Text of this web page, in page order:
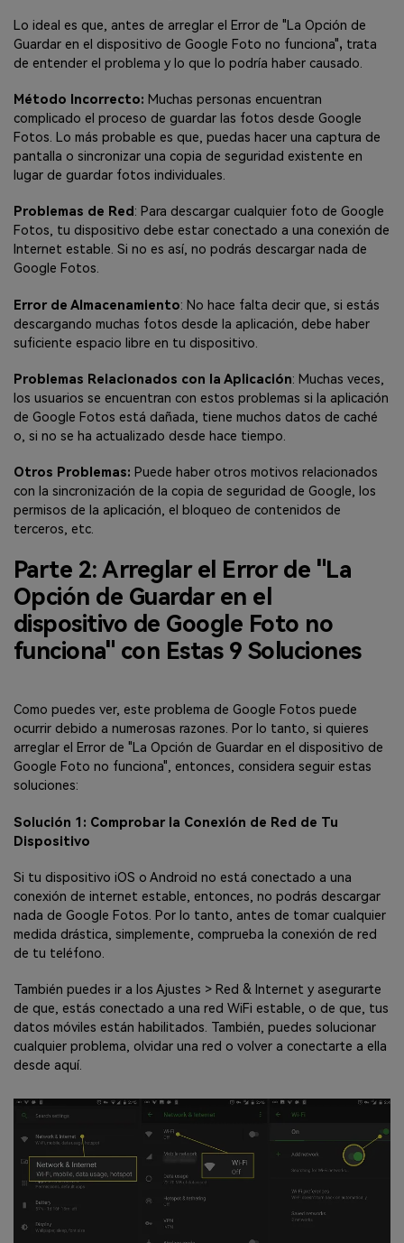
Lo ideal es que, antes de arreglar el Error de "La Opción de
Guardar en el dispositivo de Google Foto no funciona", trata
de entender el problema y lo que lo podría haber causado.
Método Incorrecto: Muchas personas encuentran
complicado el proceso de guardar las fotos desde Google
Fotos. Lo más probable es que, puedas hacer una captura de
pantalla o sincronizar una copia de seguridad existente en
lugar de guardar fotos individuales.
Problemas de Red: Para descargar cualquier foto de Google
Fotos, tu dispositivo debe estar conectado a una conexión de
Internet estable. Si no es así, no podrás descargar nada de
Google Fotos.
Error de Almacenamiento: No hace falta decir que, si estás
descargando muchas fotos desde la aplicación, debe haber
suficiente espacio libre en tu dispositivo.
Problemas Relacionados con la Aplicación: Muchas veces,
los usuarios se encuentran con estos problemas si la aplicación
de Google Fotos está dañada, tiene muchos datos de caché
o, si no se ha actualizado desde hace tiempo.
Otros Problemas: Puede haber otros motivos relacionados
con la sincronización de la copia de seguridad de Google, los
permisos de la aplicación, el bloqueo de contenidos de
terceros, etc.
Parte 2: Arreglar el Error de "La
Opción de Guardar en el
dispositivo de Google Foto no
funciona" con Estas 9 Soluciones
Como puedes ver, este problema de Google Fotos puede
ocurrir debido a numerosas razones. Por lo tanto, si quieres
arreglar el Error de "La Opción de Guardar en el dispositivo de
Google Foto no funciona", entonces, considera seguir estas
soluciones:
Solución 1: Comprobar la Conexión de Red de Tu
Dispositivo
Si tu dispositivo iOS o Android no está conectado a una
conexión de internet estable, entonces, no podrás descargar
nada de Google Fotos. Por lo tanto, antes de tomar cualquier
medida drástica, simplemente, comprueba la conexión de red
de tu teléfono.
También puedes ir a los Ajustes > Red & Internet y asegurarte
de que, estás conectado a una red WiFi estable, o de que, tus
datos móviles están habilitados. También, puedes solucionar
cualquier problema, olvidar una red o volver a conectarte a ella
desde aquí.